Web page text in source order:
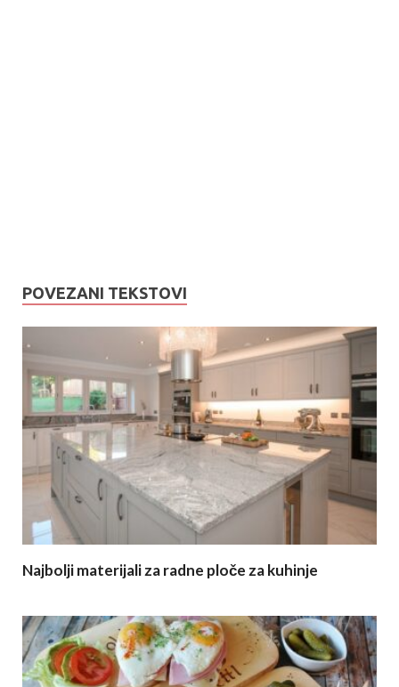
POVEZANI TEKSTOVI
Najbolji materijali za radne ploče za kuhinje